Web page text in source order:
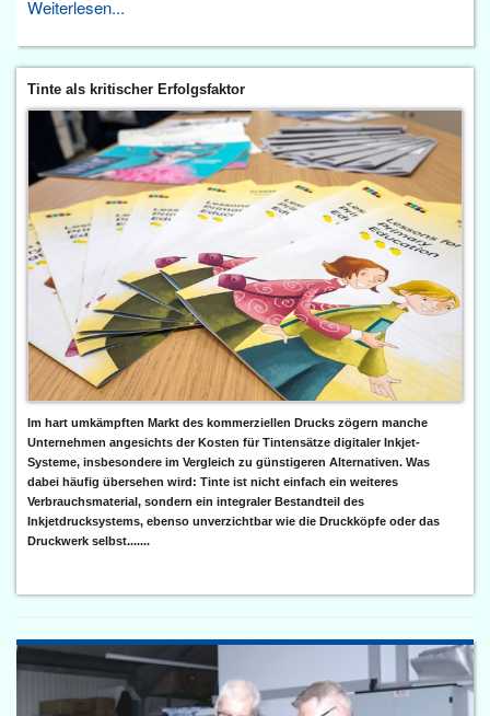
Weiterlesen...
Tinte als kritischer Erfolgsfaktor
Im hart umkämpften Markt des kommerziellen Drucks zögern manche
Unternehmen angesichts der Kosten für Tintensätze digitaler Inkjet-
Systeme, insbesondere im Vergleich zu günstigeren Alternativen. Was
dabei häufig übersehen wird: Tinte ist nicht einfach ein weiteres
Verbrauchsmaterial, sondern ein integraler Bestandteil des
Inkjetdrucksystems, ebenso unverzichtbar wie die Druckköpfe oder das
Druckwerk selbst.......